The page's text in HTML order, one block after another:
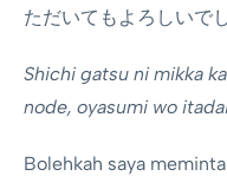
ただいてもよろしいで
Shichi gatsu ni mikka
node, oyasumi wo
Bolehkah saya